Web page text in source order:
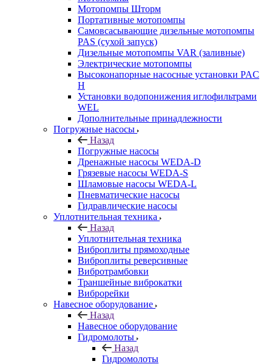
Мотопомпы Шторм
Портативные мотопомпы
Самовсасывающие дизельные мотопомпы
PAS (сухой запуск)
Дизельные мотопомпы VAR (заливные)
Электрические мотопомпы
Высоконапорные насосные установки PAC
H
Установки водопонижения иглофильтрами
WEL
Дополнительные принадлежности
Погружные насосы
Назад
Погружные насосы
Дренажные насосы WEDA-D
Грязевые насосы WEDA-S
Шламовые насосы WEDA-L
Пневматические насосы
Гидравлические насосы
Уплотнительная техника
Назад
Уплотнительная техника
Виброплиты прямоходные
Виброплиты реверсивные
Вибротрамбовки
Траншейные виброкатки
Виброрейки
Навесное оборудование
Назад
Навесное оборудование
Гидромолоты
Назад
Гидромолоты